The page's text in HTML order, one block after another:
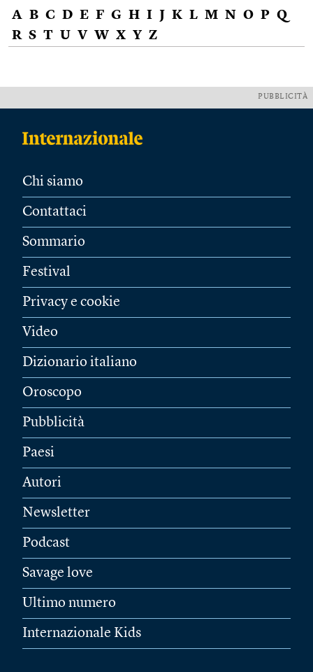
A B C D E F G H I J K L M N O P Q
R S T U V W X Y Z
PUBBLICITÀ
Chi siamo
Contattaci
Sommario
Festival
Privacy e cookie
Video
Dizionario italiano
Oroscopo
Pubblicità
Paesi
Autori
Newsletter
Podcast
Savage love
Ultimo numero
Internazionale Kids